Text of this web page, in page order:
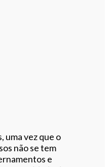
uma vez que o
não se tem
e